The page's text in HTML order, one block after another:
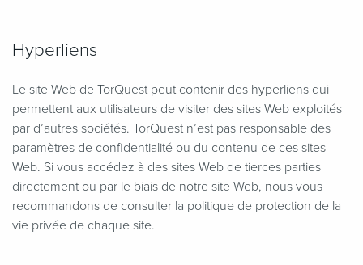
Hyperliens
Le site Web de TorQuest peut contenir des hyperliens qui
permettent aux utilisateurs de visiter des sites Web exploités
par d’autres sociétés. TorQuest n’est pas responsable des
paramètres de confidentialité ou du contenu de ces sites
Web. Si vous accédez à des sites Web de tierces parties
directement ou par le biais de notre site Web, nous vous
recommandons de consulter la politique de protection de la
vie privée de chaque site.